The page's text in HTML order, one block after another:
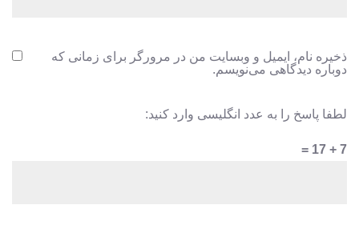
ذخیره نام، ایمیل و وبسایت من در مرورگر برای زمانی که
دوباره دیدگاهی می‌نویسم.
لطفا پاسخ را به عدد انگلیسی وارد کنید:
7 + 17 =